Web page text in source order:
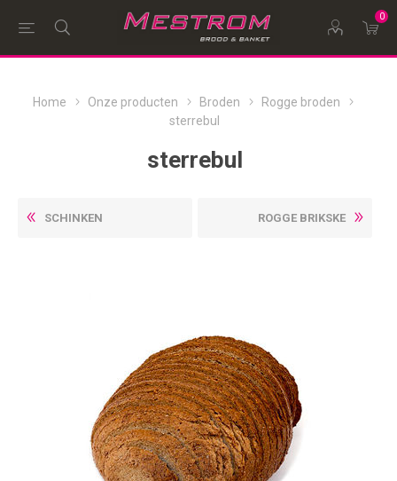
0
Home Onze producten Broden
Rogge broden
sterrebul
sterrebul
SCHINKEN ROGGE BRIKSKE